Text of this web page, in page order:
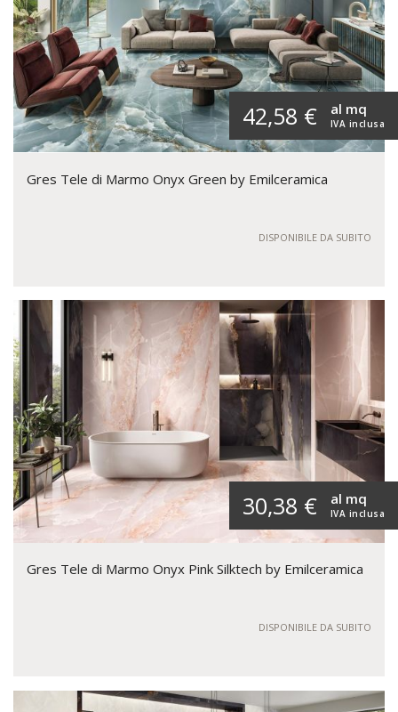
42,58 € IVA inclusa
al mq
Gres Tele di Marmo Onyx Green by Emilceramica
DISPONIBILE DA SUBITO
30,38 € IVA inclusa
al mq
Gres Tele di Marmo Onyx Pink Silktech by Emilceramica
DISPONIBILE DA SUBITO